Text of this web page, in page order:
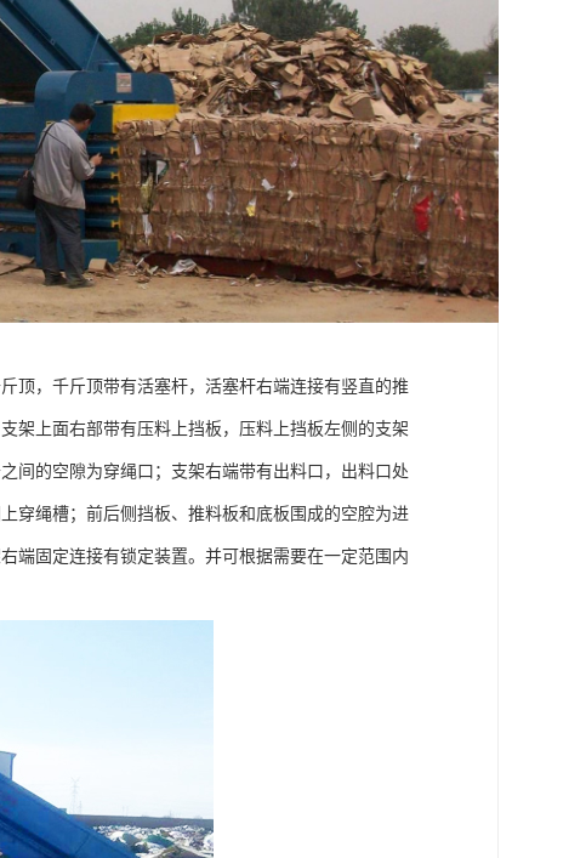
顶，千斤顶带有活塞杆，活塞杆右端连接有竖直的推
架上面右部带有压料上挡板，压料上挡板左侧的支架
间的空隙为穿绳口；支架右端带有出料口，出料口处
穿绳槽；前后侧挡板、推料板和底板围成的空腔为进
端固定连接有锁定装置。并可根据需要在一定范围内